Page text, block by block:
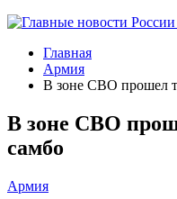
Главная
Армия
В зоне СВО прошел
В зоне СВО
самбо
Армия